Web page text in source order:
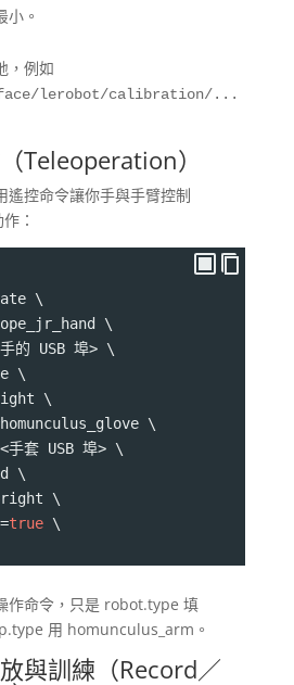
小。
，例如
lerobot/calibration/...
Teleoperation）
遙控命令讓你手與手臂控制
：
\
\
的 USB 埠> \
\
\
homunculus_glove \
<手套 USB 埠> \
\
right \
=true \
作命令，只是 robot.type 填
用 homunculus_arm。
與訓練（Record／